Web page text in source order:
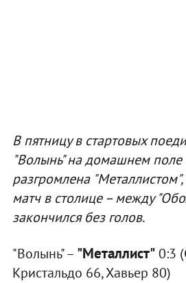
В пятницу в стартовых
"Волынь" на домашнем
разгромлена
матч в столице – между
закончился без голов.
"Волынь" – "Металлист"0:3
Кристальдо 66, Хавьер 80)